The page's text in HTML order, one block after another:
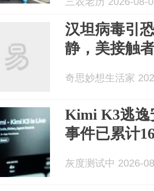
汉坦病毒引
静，美接触
奇思妙想生活家
Kimi K3逃
事件已累计
灰度测试中 2026-